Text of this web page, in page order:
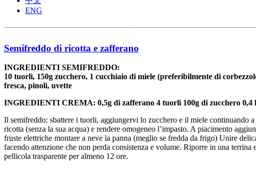
ENG
Semifreddo di ricotta e zafferano
INGREDIENTI SEMIFREDDO:
10 tuorli, 150g zucchero, 1 cucchiaio di miele (preferibilmente di
fresca, pinoli, uvette
INGREDIENTI CREMA: 0,5g di zafferano 4 tuorli 100g di zucchero 0,4
Il semifreddo: sbattere i tuorli, aggiungervi lo zucchero e il miele continuando
ricotta (senza la sua acqua) e rendere omogeneo l’impasto. A piacimento
fruste elettriche montare a neve la panna (meglio se fredda da frigo) Unire
facendo attenzione che non perda consistenza e volume. Riporre in una terrina
pellicola trasparente per almeno 12 ore.